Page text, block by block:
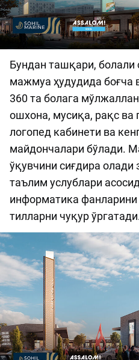
Бундан ташқари, болали
мажмуа ҳудудида боғча
360 та болага
ошхона, мусиқа, рақс ва
логопед кабинети ва
майдончалари бўлади.
ўқувчини сиғдира олади
таълим услублари
информатика
тилларни чуқур